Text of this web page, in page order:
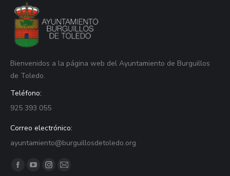
Bienvenidos a la página web del Ayuntamiento de Burguillos
de Toledo.
Teléfono:
925 393 055
Correo electrónico:
ayuntamiento@burguillosdetoledo.org
Find us on:
Facebook
YouTubeInstagram
Mail